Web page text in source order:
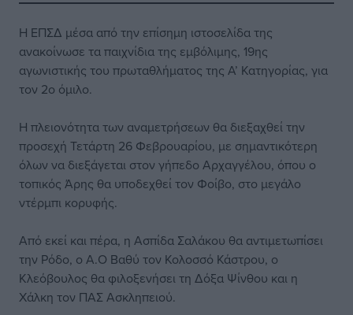
Η ΕΠΣΔ μέσα από την επίσημη ιστοσελίδα της
ανακοίνωσε τα παιχνίδια της εμβόλιμης, 19ης
αγωνιστικής του πρωταθλήματος της Α’ Κατηγορίας, για
τον 2ο όμιλο.
Η πλειονότητα των αναμετρήσεων θα διεξαχθεί την
προσεχή Τετάρτη 26 Φεβρουαρίου, με σημαντικότερη
όλων να διεξάγεται στον γήπεδο Αρχαγγέλου, όπου ο
τοπικός Άρης θα υποδεχθεί τον Φοίβο, στο μεγάλο
ντέρμπι κορυφής.
Από εκεί και πέρα, η Ασπίδα Σαλάκου θα αντιμετωπίσει
την Ρόδο, ο Α.Ο Βαθύ τον Κολοσσό Κάστρου, ο
Κλεόβουλος θα φιλοξενήσει τη Δόξα Ψίνθου και η
Χάλκη τον ΠΑΣ Ασκληπειού.